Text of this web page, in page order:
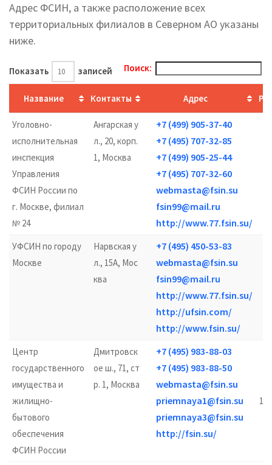
Адрес ФСИН, а также расположение всех
территориальных филиалов в Северном АО указаны
ниже.
Показать записей Поиск:
Название Контакты Адрес
Уголовно-
исполнительная
инспекция
Управления
ФСИН России по
г. Москве, филиал
№ 24
Ангарская у
л., 20, корп.
1, Москва
+7 (499) 905-37-40
+7 (495) 707-32-85
+7 (499) 905-25-44
+7 (495) 707-32-60
webmasta@fsin.su
fsin99@mail.ru
http://www.77.fsin.su/
УФСИН по городу
Москве
Нарвская у
л., 15А, Мос
ква
+7 (495) 450-53-83
webmasta@fsin.su
fsin99@mail.ru
http://www.77.fsin.su/
http://ufsin.com/
http://www.fsin.su/
Центр
государственного
имущества и
жилищно-
бытового
обеспечения
ФСИН России
Дмитровск
ое ш., 71, ст
р. 1, Москва
+7 (495) 983-88-03
+7 (495) 983-88-50
webmasta@fsin.su
priemnaya1@fsin.su
priemnaya3@fsin.su
http://fsin.su/